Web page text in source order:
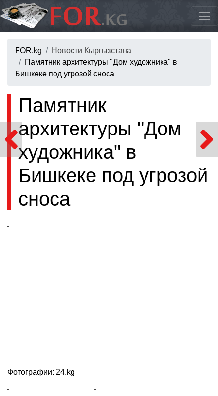
FOR.kg
Новости Кыргызстана
Памятник архитектуры "Дом художника" в
Бишкеке под угрозой сноса
Памятник
архитектуры "Дом
художника" в
Бишкеке под угрозой
сноса
Фотографии: 24.kg